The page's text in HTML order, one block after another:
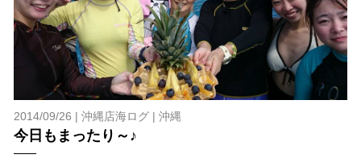
2014/09/26 | 沖縄店海ログ| 沖縄
今日もまったり～♪
スイムが実施できるよう努めます。しかし、万が一海に
エントリーできなかった場合や、クジラを発見できなか
った場合でも返金はいたしませんので、あらかじめご了
承ください。
5.海況について
ません。そのため、多少の波やうねりがある中でスノー
ケリングを行う場合が多くなります。泳力や体力に自信